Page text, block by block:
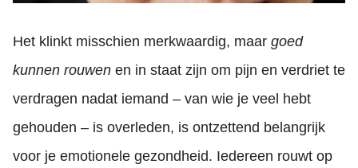
Het klinkt misschien merkwaardig, maar goed
kunnen rouwen en in staat zijn om pijn en verdriet te
verdragen nadat iemand – van wie je veel hebt
gehouden – is overleden, is ontzettend belangrijk
voor je emotionele gezondheid. Iedereen rouwt op